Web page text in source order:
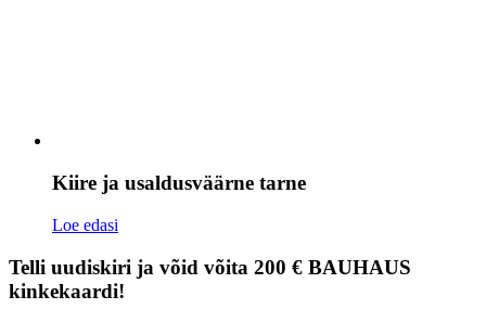
Kiire ja usaldusväärne tarne
Loe edasi
Telli uudiskiri ja võid võita 200 € BAUHAUS
kinkekaardi!